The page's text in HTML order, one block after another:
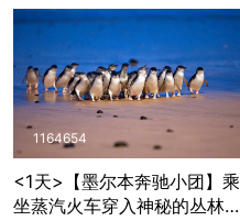
1164654
<1天>【墨尔本奔驰小团】乘
坐蒸汽火车穿入神秘的丛林